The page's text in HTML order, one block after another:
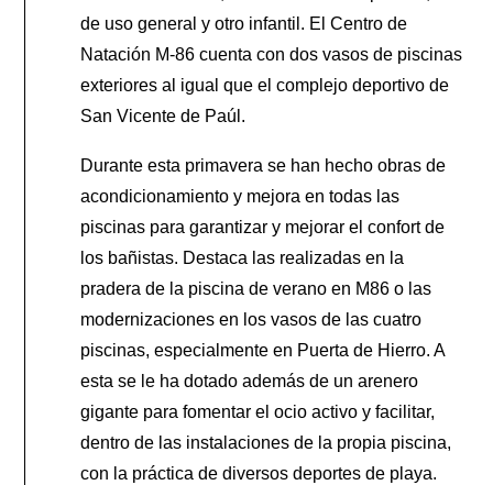
de uso general y otro infantil. El Centro de
Natación M-86 cuenta con dos vasos de piscinas
exteriores al igual que el complejo deportivo de
San Vicente de Paúl.
Durante esta primavera se han hecho obras de
acondicionamiento y mejora en todas las
piscinas para garantizar y mejorar el confort de
los bañistas. Destaca las realizadas en la
pradera de la piscina de verano en M86 o las
modernizaciones en los vasos de las cuatro
piscinas, especialmente en Puerta de Hierro. A
esta se le ha dotado además de un arenero
gigante para fomentar el ocio activo y facilitar,
dentro de las instalaciones de la propia piscina,
con la práctica de diversos deportes de playa.